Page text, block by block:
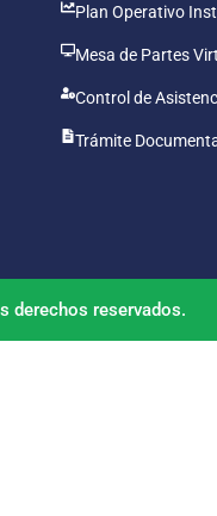
Plan Operativo
Mesa de Partes
Control de
Trámite
derechos reservados.